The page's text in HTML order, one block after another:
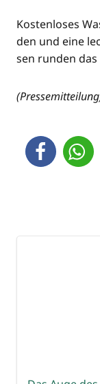
Kos­ten­lo­ses
den und eine
sen run­den das